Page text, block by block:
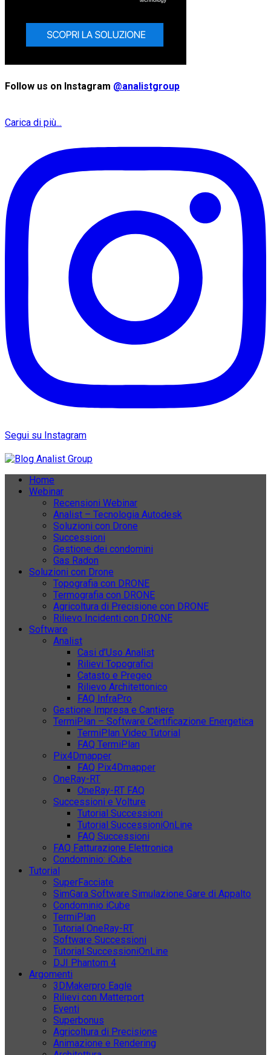
Follow us on Instagram @analistgroup
Carica di più...
Segui su Instagram
Home
Webinar
Recensioni Webinar
Analist – Tecnologia Autodesk
Soluzioni con Drone
Successioni
Gestione dei condomini
Gas Radon
Soluzioni con Drone
Topografia con DRONE
Termografia con DRONE
Agricoltura di Precisione con DRONE
Rilievo Incidenti con DRONE
Software
Analist
Casi d’Uso Analist
Rilievi Topografici
Catasto e Pregeo
Rilievo Architettonico
FAQ InfraPro
Gestione Impresa e Cantiere
TermiPlan – Software Certificazione Energetica
TermiPlan Video Tutorial
FAQ TermiPlan
Pix4Dmapper
FAQ Pix4Dmapper
OneRay-RT
OneRay-RT FAQ
Successioni e Volture
Tutorial Successioni
Tutorial SuccessioniOnLine
FAQ Successioni
FAQ Fatturazione Elettronica
Condominio: iCube
Tutorial
SuperFacciate
SimGara Software Simulazione Gare di Appalto
Condominio iCube
TermiPlan
Tutorial OneRay-RT
Software Successioni
Tutorial SuccessioniOnLine
DJI Phantom 4
Argomenti
3DMakerpro Eagle
Rilievi con Matterport
Eventi
Superbonus
Agricoltura di Precisione
Animazione e Rendering